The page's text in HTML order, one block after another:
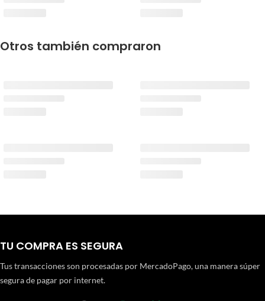
Otros también compraron
TU COMPRA ES SEGURA
Tus transacciones son procesadas por MercadoPago, una manera súper
segura de pagar por internet.